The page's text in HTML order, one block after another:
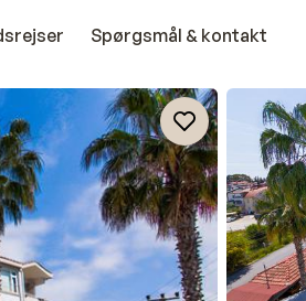
Spørgsmål & kontakt